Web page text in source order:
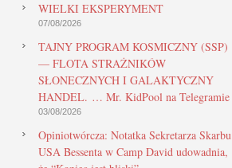
WIELKI EKSPERYMENT
07/08/2026
TAJNY PROGRAM KOSMICZNY (SSP)
— FLOTA STRAŻNIKÓW
SŁONECZNYCH I GALAKTYCZNY
HANDEL. … Mr. KidPool na Telegramie
03/08/2026
Opiniotwórcza: Notatka Sekretarza Skarbu
USA Bessenta w Camp David udowadnia,